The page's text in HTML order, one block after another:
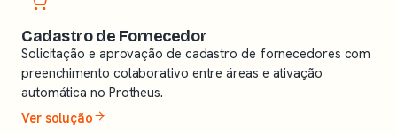
Cadastro de Fornecedor
Solicitação e aprovação de cadastro de fornecedores com
preenchimento colaborativo entre áreas e ativação
automática no Protheus.
Ver solução